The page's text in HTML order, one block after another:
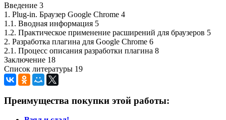
Введение 3
1. Plug-in. Браузер Google Chrome 4
1.1. Вводная информация 5
1.2. Практическое применение расширений для браузеров 5
2. Разработка плагина для Google Chrome 6
2.1. Процесс описания разработки плагина 8
Заключение 18
Список литературы 19
Преимущества покупки этой работы: